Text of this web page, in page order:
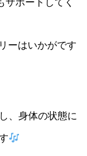
サポートしてく
ーはいかがです
、身体の状態に